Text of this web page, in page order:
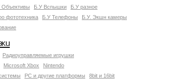
Объективы Б.У Вспышки
Б.У разное
фототехника Б.У Телефоны
Б.У. Экшн камеры
Радиоуправляемые игрушки
Microsoft Xbox
Nintendo
PC и другие платформы
8bit и 16bit